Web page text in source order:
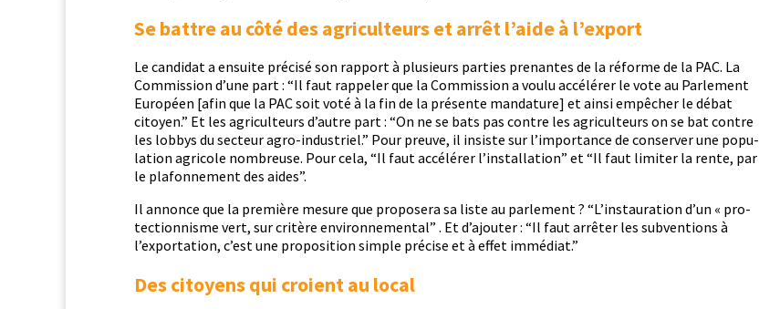
Se battre au côté des agriculteurs et arrêt l’aide à l’export
Le can­di­dat a ensuite pré­cisé son rap­port à plusieurs par­ties prenantes de la réforme de la PAC. La
Com­mis­sion d’une part : “Il faut rap­pel­er que la Com­mis­sion a voulu accélér­er le vote au Par­lement
Européen [afin que la PAC soit voté à la fin de la présente man­da­ture] et ain­si empêch­er le débat
citoyen.” Et les agricul­teurs d’autre part : “On ne se bats pas con­tre les agricul­teurs on se bat con­tre
les lob­bys du secteur agro-indus­triel.” Pour preuve, il insiste sur l’importance de con­serv­er une pop­u­
la­tion agri­cole nom­breuse. Pour cela, “Il faut accélér­er l’installation” et “Il faut lim­iter la rente, par
le pla­fon­nement des aides”.
Il annonce que la pre­mière mesure que pro­posera sa liste au par­lement ? “L’in­stau­ra­tion d’un « pro­
tec­tion­nisme vert, sur critère envi­ron­nemen­tal” . Et d’ajouter : “Il faut arrêter les sub­ven­tions à
l’exportation, c’est une propo­si­tion sim­ple pré­cise et à effet immédiat.”
Des citoyens qui croient au local